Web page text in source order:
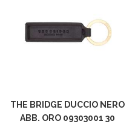
THE BRIDGE DUCCIO NERO
ABB. ORO 09303001 30